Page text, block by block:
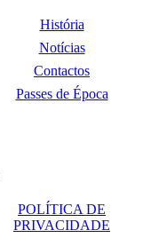
História
Notícias
Contactos
Passes de Época
POLÍTICA DE
PRIVACIDADE